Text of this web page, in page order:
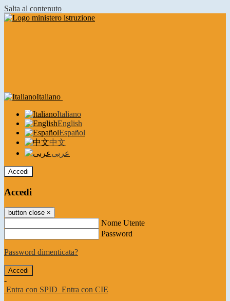
Salta al contenuto
Italiano
Italiano
English
Español
中文
عربى
Accedi
Accedi
button close ×
Nome Utente
Password
Password dimenticata?
-
Entra con SPID Entra con CIE